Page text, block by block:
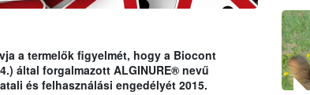
a termelők figyelmét, hogy a Biocont
által forgalmazott ALGINURE® nevű
és felhasználási engedélyét 2015.